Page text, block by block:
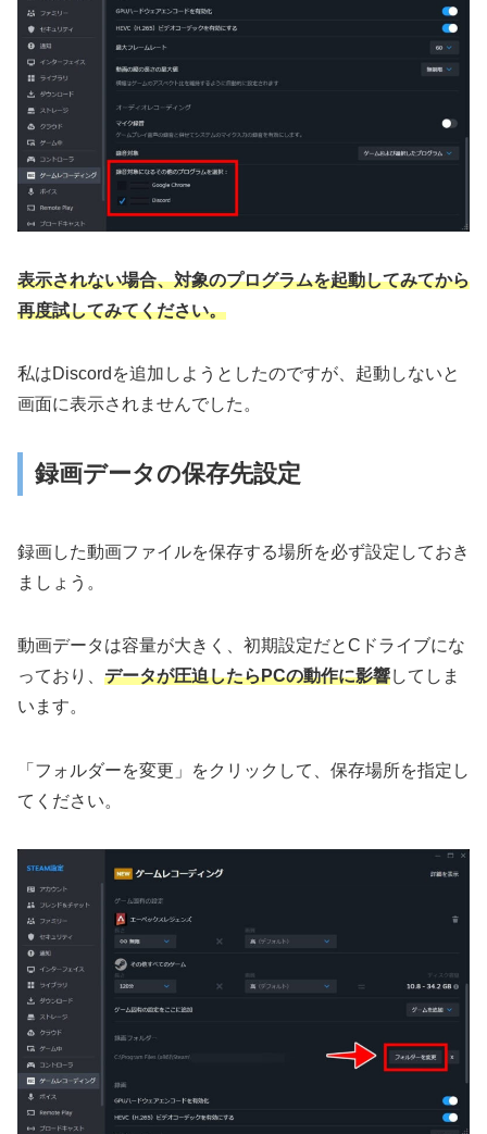
表示されない場合、対象のプログラムを起動してみてから
再度試してみてください。
私はDiscordを追加しようとしたのですが、起動しないと
画面に表示されませんでした。
録画データの保存先設定
録画した動画ファイルを保存する場所を必ず設定しておき
ましょう。
動画データは容量が大きく、初期設定だとCドライブにな
っており、 データが圧迫したらPCの動作に影響してしま
います。
「フォルダーを変更」をクリックして、保存場所を指定し
てください。